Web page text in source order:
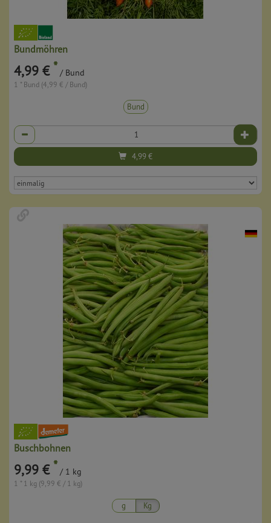
Bundmöhren
4,99 € * / Bund
1 * Bund (4,99 € / Bund)
Bund
Anzahl
4,99€
Buschbohnen
9,99 € * / 1 kg
1 * 1 kg (9,99 € / 1 kg)
g Kg